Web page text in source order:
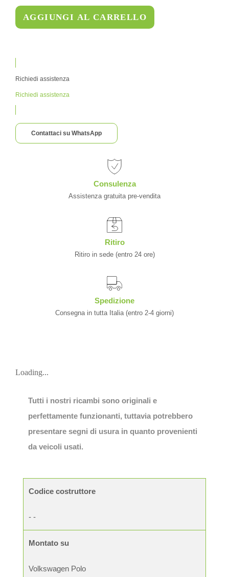
AGGIUNGI AL CARRELLO
Richiedi assistenza
Richiedi assistenza
Contattaci su WhatsApp
Consulenza
Assistenza gratuita pre-vendita
Ritiro
Ritiro in sede (entro 24 ore)
Spedizione
Consegna in tutta Italia (entro 2-4 giorni)
Loading...
Tutti i nostri ricambi sono originali e
perfettamente funzionanti, tuttavia potrebbero
presentare segni di usura in quanto provenienti
da veicoli usati.
Codice costruttore
- -
Montato su
Volkswagen Polo